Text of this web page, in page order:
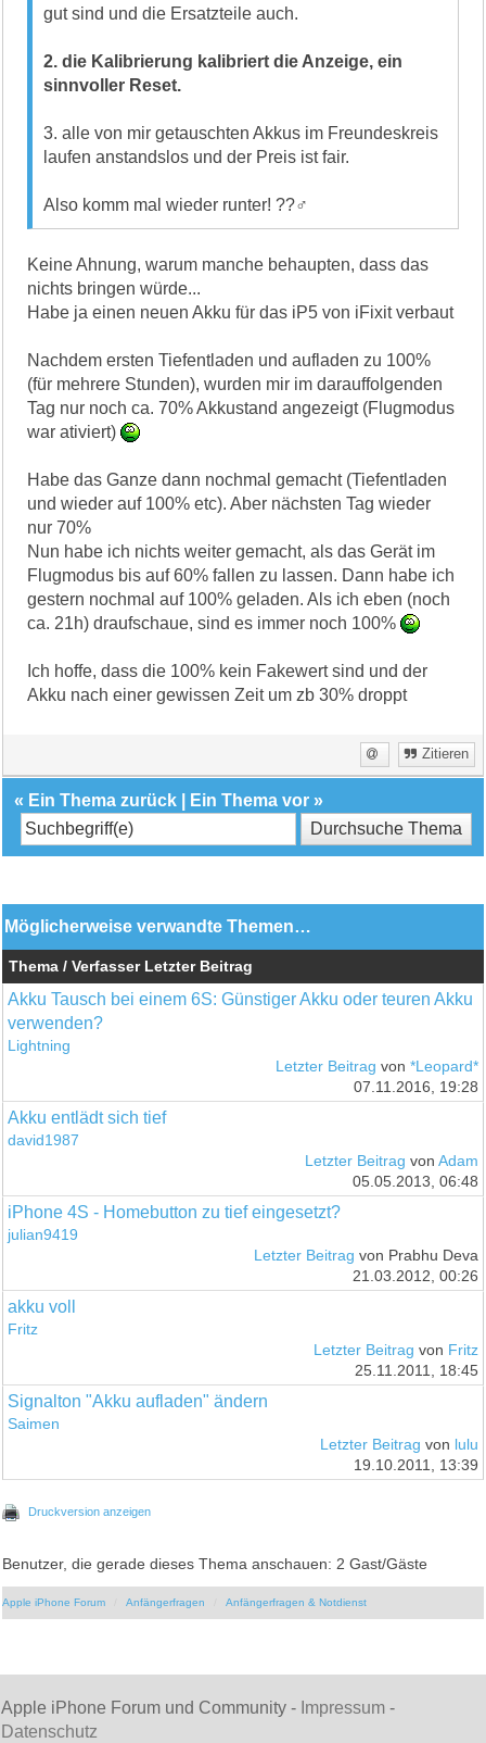
gut sind und die Ersatzteile auch.
2. die Kalibrierung kalibriert die Anzeige, ein
sinnvoller Reset.
3. alle von mir getauschten Akkus im Freundeskreis
laufen anstandslos und der Preis ist fair.
Also komm mal wieder runter! ??‍♂️
Keine Ahnung, warum manche behaupten, dass das
nichts bringen würde...
Habe ja einen neuen Akku für das iP5 von iFixit verbaut
Nachdem ersten Tiefentladen und aufladen zu 100%
(für mehrere Stunden), wurden mir im darauffolgenden
Tag nur noch ca. 70% Akkustand angezeigt (Flugmodus
war ativiert)
Habe das Ganze dann nochmal gemacht (Tiefentladen
und wieder auf 100% etc). Aber nächsten Tag wieder
nur 70%
Nun habe ich nichts weiter gemacht, als das Gerät im
Flugmodus bis auf 60% fallen zu lassen. Dann habe ich
gestern nochmal auf 100% geladen. Als ich eben (noch
ca. 21h) draufschaue, sind es immer noch 100%
Ich hoffe, dass die 100% kein Fakewert sind und der
Akku nach einer gewissen Zeit um zb 30% droppt
Zitieren
« Ein Thema zurück Ein Thema vor »
Möglicherweise verwandte Themen…
Thema / Verfasser Letzter Beitrag
Akku Tausch bei einem 6S: Günstiger Akku oder teuren Akku
verwenden?
Lightning
Letzter Beitrag von *Leopard*
07.11.2016, 19:28
Akku entlädt sich tief
david1987
Letzter Beitrag von Adam
05.05.2013, 06:48
iPhone 4S - Homebutton zu tief eingesetzt?
julian9419
Letzter Beitrag von Prabhu Deva
21.03.2012, 00:26
akku voll
Fritz
Letzter Beitrag von Fritz
25.11.2011, 18:45
Signalton "Akku aufladen" ändern
Saimen
Letzter Beitrag von lulu
19.10.2011, 13:39
Druckversion anzeigen
Benutzer, die gerade dieses Thema anschauen: 2 Gast/Gäste
Apple iPhone Forum Anfängerfragen Anfängerfragen & Notdienst
Apple iPhone Forum und Community - Impressum -
Datenschutz